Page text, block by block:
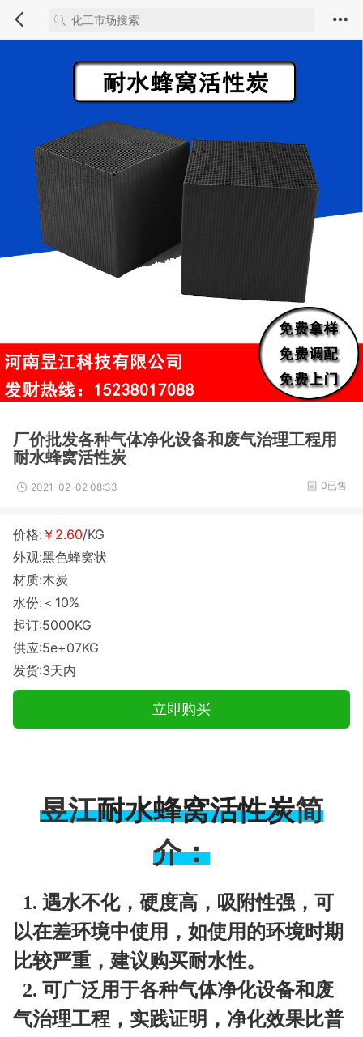
厂价批发各种气体净化设备和废气治理工程用
耐水蜂窝活性炭
2021-02-02 08:33 0已售
价格: ￥2.60/KG
外观:黑色蜂窝状
材质:木炭
水份:＜10%
起订:5000KG
供应:5e+07KG
发货:3天内
立即购买
昱江耐水蜂窝活性炭简
介：
1. 遇水不化，硬度高，吸附性强，可
以在差环境中使用，如使用的环境时期
比较严重，建议购买耐水性。
2. 可广泛用于各种气体净化设备和废
气治理工程，实践证明，净化效果比普